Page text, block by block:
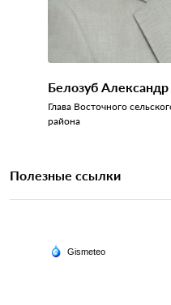
Белозуб
Глава Восточного
района
Полезные ссылки